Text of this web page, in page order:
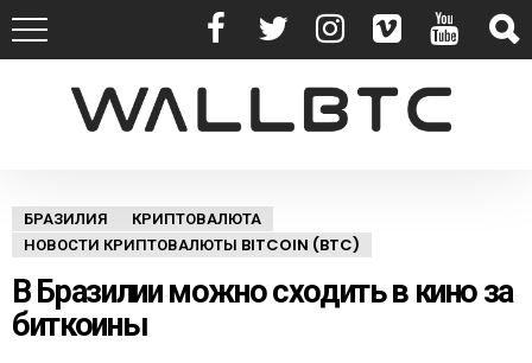
БРАЗИЛИЯ
КРИПТОВАЛЮТА
НОВОСТИ КРИПТОВАЛЮТЫ BITCOIN (BTC)
В Бразилии можно сходить в кино за
биткоины